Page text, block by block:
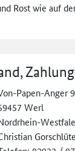
Rost wie auf
Zahlung
Papen-Anger 9
Werl